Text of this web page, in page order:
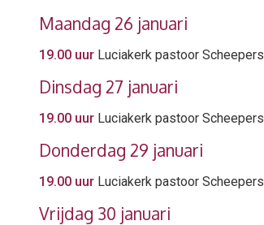
Maandag 26 januari
19.00 uur Luciakerk pastoor Scheepers
Dinsdag 27 januari
19.00 uur Luciakerk pastoor Scheepers
Donderdag 29 januari
19.00 uur Luciakerk pastoor Scheepers
Vrijdag 30 januari